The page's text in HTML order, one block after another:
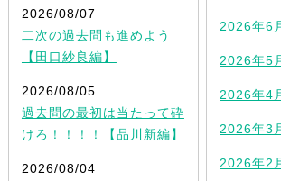
2026/08/07
二次の過去問も進めよう
【田口紗良編】
2026/08/05
過去問の最初は当たって砕
けろ！！！！【品川新編】
2026/08/04
2026年6
2026年5
2026年4
2026年3
2026年2